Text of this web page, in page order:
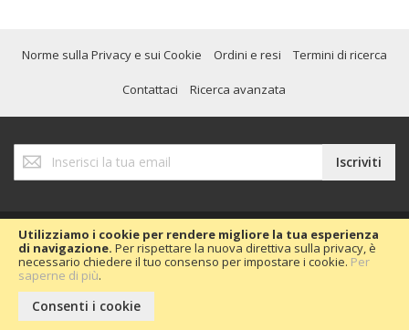
Utilizziamo i cookie per rendere migliore la tua esperienza
di navigazione. Per rispettare la nuova direttiva sulla privacy, è
necessario chiedere il tuo consenso per impostare i cookie. Per
saperne di più.
Consenti i cookie
Norme sulla Privacy e sui Cookie Ordini e resi Termini di ricerca
Contattaci Ricerca avanzata
alla
nostra
Iscriviti
Copyright © 2020 Passion Car 2016.